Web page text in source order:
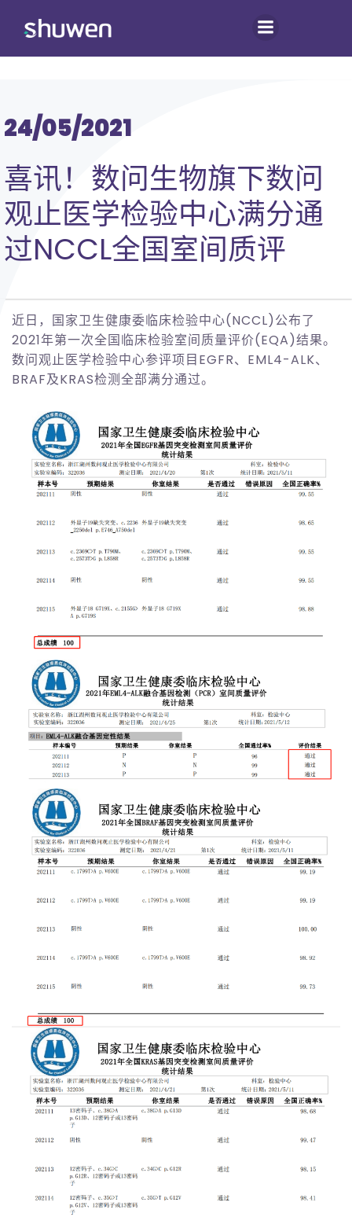
24/05/2021
喜讯！数问生物旗下数问
观止医学检验中心满分通
过NCCL全国室间质评
近日，国家卫生健康委临床检验中心(NCCL)公布了
2021年第一次全国临床检验室间质量评价(EQA)结果。
数问观止医学检验中心参评项目EGFR、EML4-ALK、
BRAF及KRAS检测全部满分通过。